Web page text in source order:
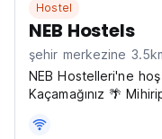
Hostel
NEB Hostels
şehir merkezine
NEB Hostelleri'ne
Kaçamağınız 🌴
uzaklıkta yer alan